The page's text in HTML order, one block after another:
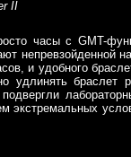
II
часы с GMT-
непревзойденной
и удобного
удлинять браслет
экстремальных